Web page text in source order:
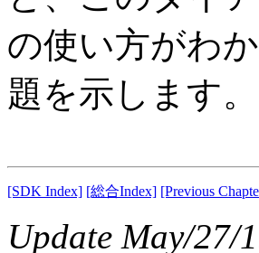
の使い方がわ
題を示します。
[SDK Index] [総合Index] [Previous
Update May/27/